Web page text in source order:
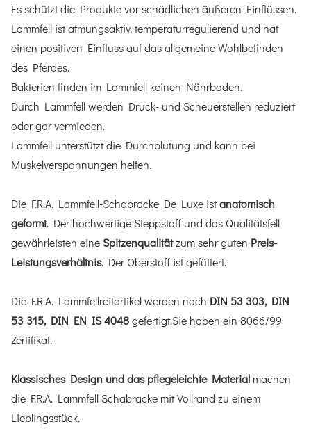
Es schützt die Produkte vor schädlichen äußeren Einflüssen.
Lammfell ist atmungsaktiv, temperaturregulierend und hat
einen positiven Einfluss auf das allgemeine Wohlbefinden
des Pferdes.
Bakterien finden im Lammfell keinen Nährboden.
Durch Lammfell werden Druck- und Scheuerstellen reduziert
oder gar vermieden.
Lammfell unterstützt die Durchblutung und kann bei
Muskelverspannungen helfen.
Die F.R.A. Lammfell-Schabracke De Luxe istanatomisch
geformt. Der hochwertige Steppstoff und das Qualitätsfell
gewährleisten eineSpitzenqualitätzum sehr guten Preis-
Leistungsverhältnis. Der Oberstoff ist gefüttert.
Die F.R.A. Lammfellreitartikel werden nach DIN 53 303, DIN
53 315, DIN EN IS 4048gefertigt.Sie haben ein 8066/99
Zertifikat.
Klassisches Design und das pflegeleichte Material machen
die F.R.A. Lammfell Schabracke mit Vollrand zu einem
Lieblingsstück.